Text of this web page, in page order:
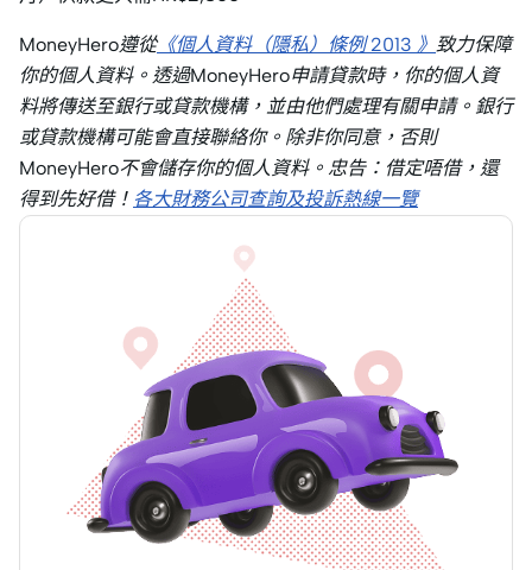
MoneyHero遵從《個人資料（隱私）條例 2013 》 致力保障
你的個人資料。透過MoneyHero申請貸款時，你的個人資
料將傳送至銀行或貸款機構，並由他們處理有關申請。銀行
或貸款機構可能會直接聯絡你。除非你同意，否則
MoneyHero不會儲存你的個人資料。忠告：借定唔借，還
得到先好借！ 各大財務公司查詢及投訴熱線一覽